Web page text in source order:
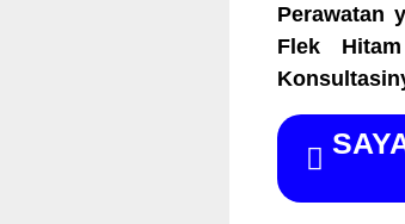
Perawatan
Flek